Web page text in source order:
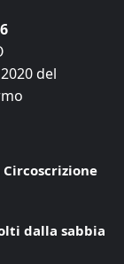
del
dalla sabbia